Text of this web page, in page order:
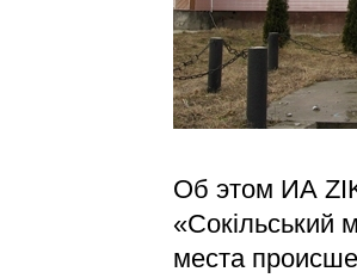
Об этом ИА
«Сокільський
места